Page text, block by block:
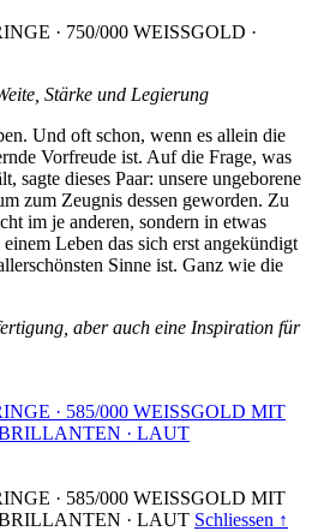
· 750/000 WEISSGOLD ·
Stärke und Legierung
Und oft schon, wenn es allein die
Vorfreude ist. Auf die Frage, was
sagte dieses Paar: unsere ungeborene
zum Zeugnis dessen geworden. Zu
im je anderen, sondern in etwas
Leben das sich erst angekündigt
Sinne ist. Ganz wie die
aber auch eine Inspiration für
· 585/000 WEISSGOLD MIT
· LAUT
· 585/000 WEISSGOLD MIT
· LAUT Schliessen ↑